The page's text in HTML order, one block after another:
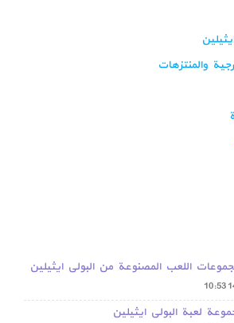
والمنتزهات
اللعب المصنوعة من البولي ايثيلين
اللعب المعدنية 10:53
لعبة البولي ايثيلين